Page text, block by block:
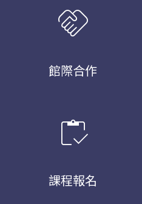
handshake
館際合作
inventory
課程報名